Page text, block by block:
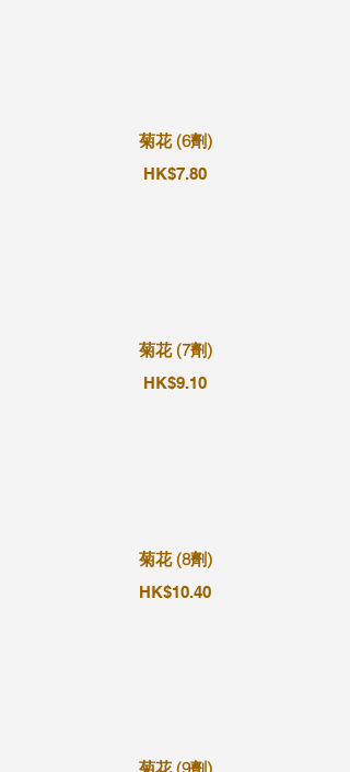
菊花 (6劑)
HK$7.80
菊花 (7劑)
HK$9.10
菊花 (8劑)
HK$10.40